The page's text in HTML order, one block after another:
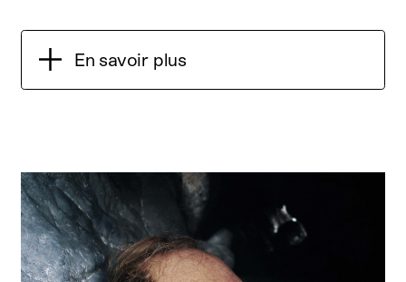
En savoir plus